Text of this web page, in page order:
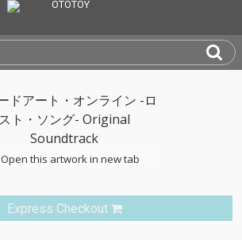
Open this artwork in new tab
Express Checkout